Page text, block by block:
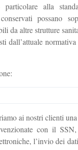
alla
possano
da altre strutture
dall’attuale
ai nostri clienti
con il
l’invio dei